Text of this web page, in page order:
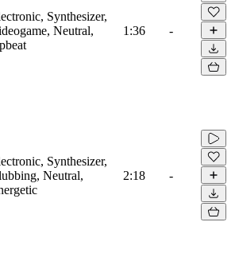
Synthesizer,
Neutral,
1:36 -
Synthesizer,
Neutral,
2:18 -